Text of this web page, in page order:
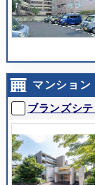
マンション
ブランズシ